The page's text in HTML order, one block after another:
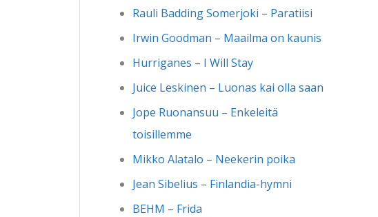
Rauli Badding Somerjoki – Paratiisi
Irwin Goodman – Maailma on kaunis
Hurriganes – I Will Stay
Juice Leskinen – Luonas kai olla saan
Jope Ruonansuu – Enkeleitä
toisillemme
Mikko Alatalo – Neekerin poika
Jean Sibelius – Finlandia-hymni
BEHM – Frida